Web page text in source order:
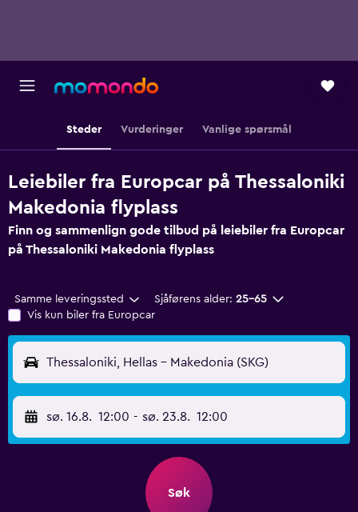
Steder Vurderinger Vanlige spørsmål
Leiebiler fra Europcar på Thessaloniki
Makedonia flyplass
Finn og sammenlign gode tilbud på leiebiler fra Europcar
på Thessaloniki Makedonia flyplass
Samme leveringssted Sjåførens alder: 25–65
Vis kun biler fra Europcar
Thessaloniki, Hellas - Makedonia (SKG)
sø. 16.8. 12:00 - sø. 23.8. 12:00
Søk